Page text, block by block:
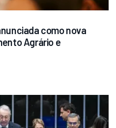
como nova
Agrário e